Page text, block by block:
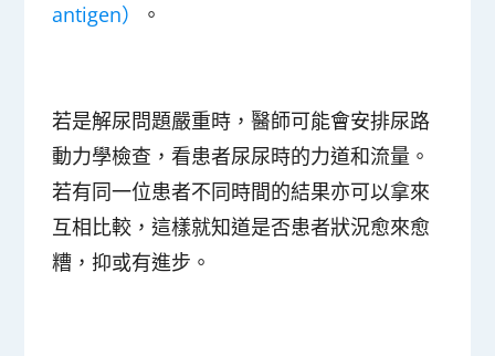
antigen）
。
若是解尿問題嚴重時，醫師可能會安排尿路
動力學檢查，看患者尿尿時的力道和流量。
若有同一位患者不同時間的結果亦可以拿來
互相比較，這樣就知道是否患者狀況愈來愈
糟，抑或有進步。